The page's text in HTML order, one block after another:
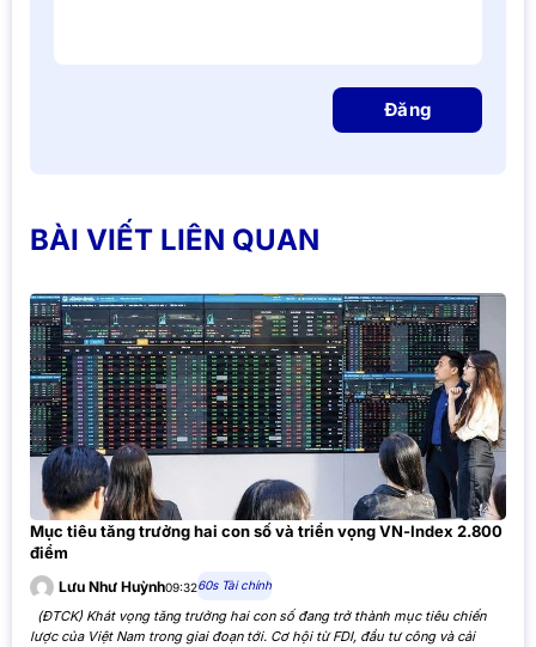
Đăng
BÀI VIẾT LIÊN QUAN
Mục tiêu tăng trưởng hai con số và triển vọng VN-Index 2.800
điểm
Lưu Như Huỳnh09:3260s Tài chính
(ĐTCK) Khát vọng tăng trưởng hai con số đang trở thành mục tiêu chiến
lược của Việt Nam trong giai đoạn tới. Cơ hội từ FDI, đầu tư công và cải